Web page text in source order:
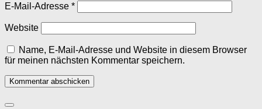
E-Mail-Adresse *
Website
Name, E-Mail-Adresse und Website in diesem Browser
für meinen nächsten Kommentar speichern.